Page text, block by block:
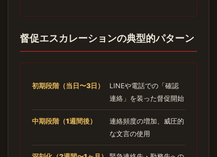
督促エスカレーションの典型的パターン
初期段階（当日〜3日）
LINEや電話での「確認
連絡」を装った督促開始
中期段階（1週間後）
連絡頻度の増加、威圧的
な文言の使用